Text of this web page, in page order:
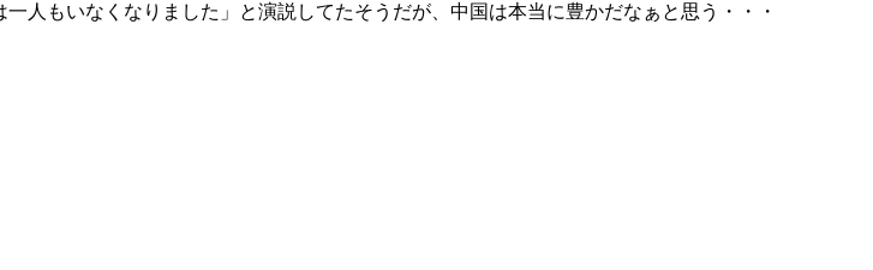
人もいなくなりました」と演説してたそうだが、中国は本当に豊かだなぁと思う・・・